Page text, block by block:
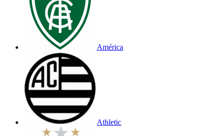
América
Athletic